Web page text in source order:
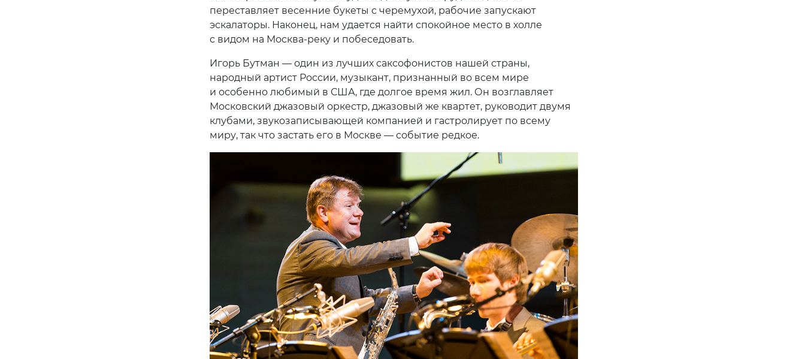
переставляет весенние букеты с черемухой, рабочие запускают
эскалаторы. Наконец, нам удается найти спокойное место в холле
с видом на Москва-реку и побеседовать.
Игорь Бутман — один из лучших саксофонистов нашей страны,
народный артист России, музыкант, признанный во всем мире
и особенно любимый в США, где долгое время жил. Он возглавляет
Московский джазовый оркестр, джазовый же квартет, руководит двумя
клубами, звукозаписывающей компанией и гастролирует по всему
миру, так что застать его в Москве — событие редкое.